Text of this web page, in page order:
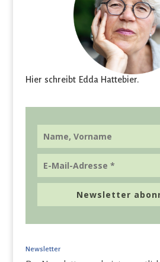
Hier schreibt Edda Hattebier.
Newsletter
Newsletter